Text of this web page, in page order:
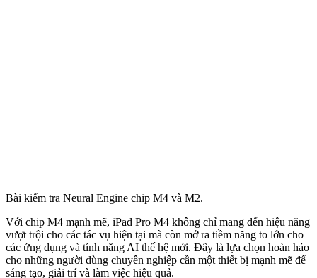
Bài kiểm tra Neural Engine chip M4 và M2.
Với chip M4 mạnh mẽ, iPad Pro M4 không chỉ mang đến hiệu năng
vượt trội cho các tác vụ hiện tại mà còn mở ra tiềm năng to lớn cho
các ứng dụng và tính năng AI thế hệ mới. Đây là lựa chọn hoàn hảo
cho những người dùng chuyên nghiệp cần một thiết bị mạnh mẽ để
sáng tạo, giải trí và làm việc hiệu quả.